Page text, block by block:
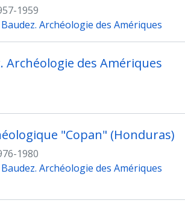
1959
Archéologie des Amériques
Archéologie des Amériques
"Copan" (Honduras)
1980
Archéologie des Amériques